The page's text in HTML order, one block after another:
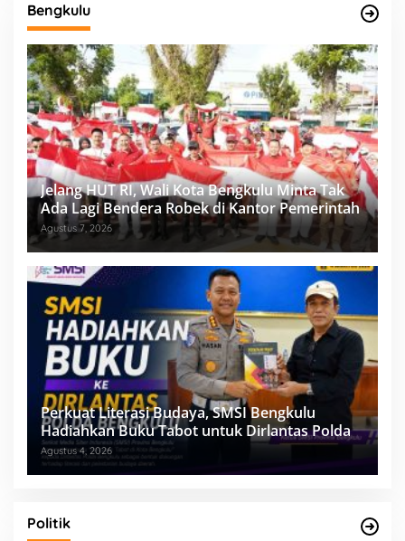
Bengkulu
Jelang HUT RI, Wali Kota Bengkulu Minta Tak
Ada Lagi Bendera Robek di Kantor Pemerintah
Agustus 7, 2026
Perkuat Literasi Budaya, SMSI Bengkulu
Hadiahkan Buku Tabot untuk Dirlantas Polda
Agustus 4, 2026
Politik